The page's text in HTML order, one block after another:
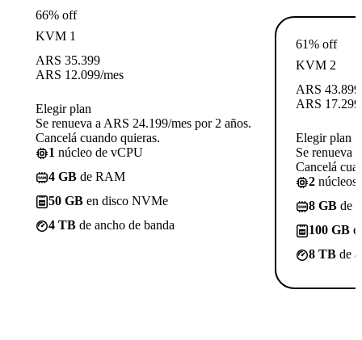
66% off
KVM 1
ARS 35.399
ARS 12.099/mes
Elegir plan
Se renueva a ARS 24.199/mes por 2 años.
Cancelá cuando quieras.
1 núcleo de vCPU
4 GB de RAM
50 GB en disco NVMe
4 TB de ancho de banda
61% off
KVM 2
ARS 43.899
ARS 17.299
Elegir plan
Se renueva
Cancelá
2 núcleos
8 GB de
100 GB
8 TB de